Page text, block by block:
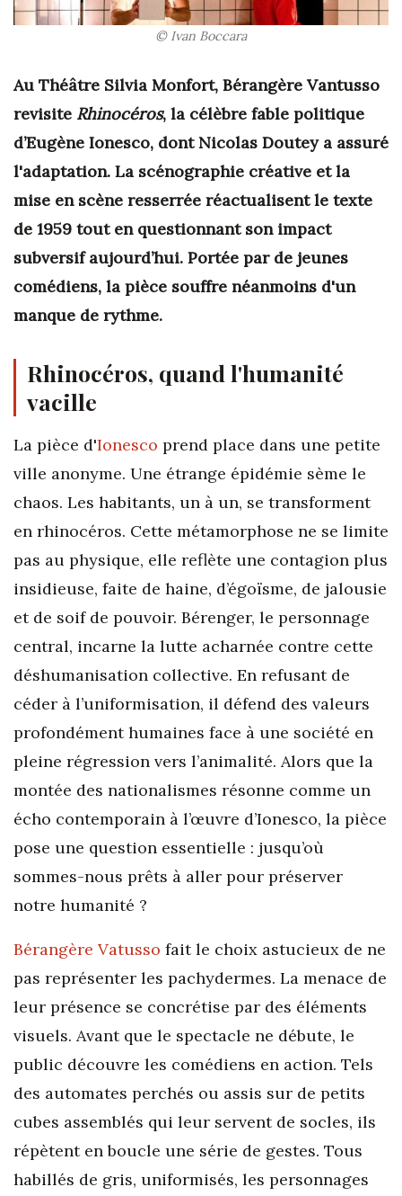
© Ivan Boccara
Au Théâtre Silvia Monfort, Bérangère Vantusso
revisite Rhinocéros, la célèbre fable politique
d’Eugène Ionesco, dont Nicolas Doutey a assuré
l'adaptation. La scénographie créative et la
mise en scène resserrée réactualisent le texte
de 1959 tout en questionnant son impact
subversif aujourd’hui. Portée par de jeunes
comédiens, la pièce souffre néanmoins d'un
manque de rythme.
Rhinocéros, quand l'humanité
vacille
La pièce d'Ionesco prend place dans une petite
ville anonyme. Une étrange épidémie sème le
chaos. Les habitants, un à un, se transforment
en rhinocéros. Cette métamorphose ne se limite
pas au physique, elle reflète une contagion plus
insidieuse, faite de haine, d’égoïsme, de jalousie
et de soif de pouvoir. Bérenger, le personnage
central, incarne la lutte acharnée contre cette
déshumanisation collective. En refusant de
céder à l’uniformisation, il défend des valeurs
profondément humaines face à une société en
pleine régression vers l’animalité. Alors que la
montée des nationalismes résonne comme un
écho contemporain à l’œuvre d’Ionesco, la pièce
pose une question essentielle : jusqu’où
sommes-nous prêts à aller pour préserver
notre humanité ?
Bérangère Vatusso fait le choix astucieux de ne
pas représenter les pachydermes. La menace de
leur présence se concrétise par des éléments
visuels. Avant que le spectacle ne débute, le
public découvre les comédiens en action. Tels
des automates perchés ou assis sur de petits
cubes assemblés qui leur servent de socles, ils
répètent en boucle une série de gestes. Tous
habillés de gris, uniformisés, les personnages